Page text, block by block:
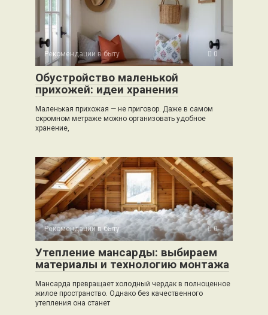
Рекомендации в быту 0
Обустройство маленькой
прихожей: идеи хранения
Маленькая прихожая — не приговор. Даже в самом
скромном метраже можно организовать удобное
хранение,
Рекомендации в быту 0
Утепление мансарды: выбираем
материалы и технологию монтажа
Мансарда превращает холодный чердак в полноценное
жилое пространство. Однако без качественного
утепления она станет